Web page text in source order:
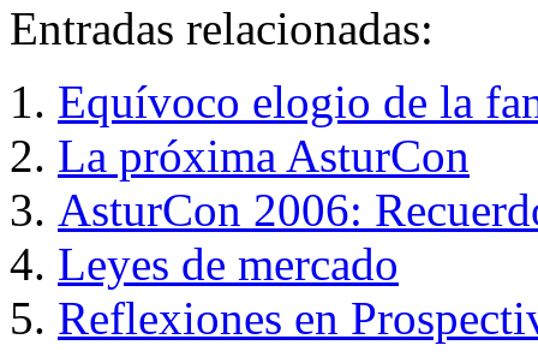
Entradas relacionadas:
Equívoco elogio de la
La próxima AsturCon
AsturCon 2006:
Leyes de mercado
Reflexiones en